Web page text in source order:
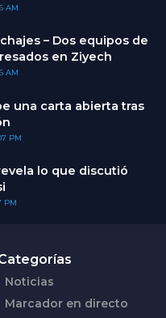
AM
– Dos equipos de
en Ziyech
AM
una carta abierta tras
PM
lo que discutió
PM
Noticias
Marcador en directo